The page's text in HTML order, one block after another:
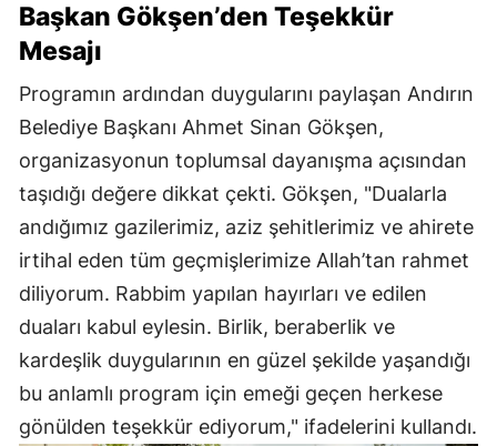
Başkan Gökşen’den Teşekkür
Mesajı
Programın ardından duygularını paylaşan Andırın
Belediye Başkanı Ahmet Sinan Gökşen,
organizasyonun toplumsal dayanışma açısından
taşıdığı değere dikkat çekti. Gökşen, "Dualarla
andığımız gazilerimiz, aziz şehitlerimiz ve ahirete
irtihal eden tüm geçmişlerimize Allah’tan rahmet
diliyorum. Rabbim yapılan hayırları ve edilen
duaları kabul eylesin. Birlik, beraberlik ve
kardeşlik duygularının en güzel şekilde yaşandığı
bu anlamlı program için emeği geçen herkese
gönülden teşekkür ediyorum," ifadelerini kullandı.